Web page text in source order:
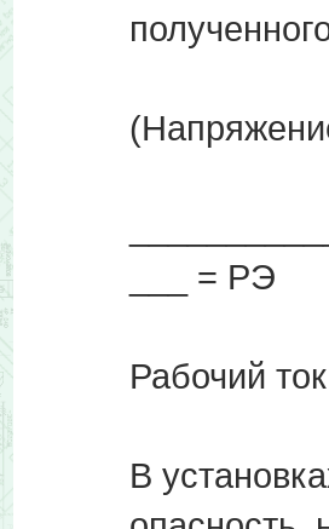
___ = РЭ
Рабочий
В